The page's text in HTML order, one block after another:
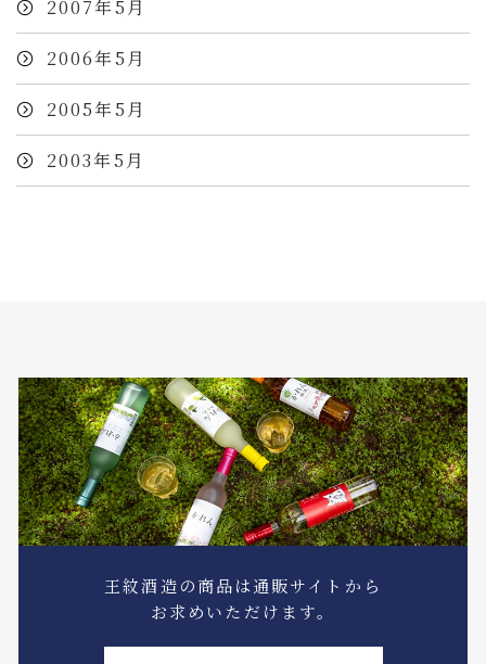
2007年5月
2006年5月
2005年5月
2003年5月
王紋酒造の商品は通販サイトから
お求めいただけます。